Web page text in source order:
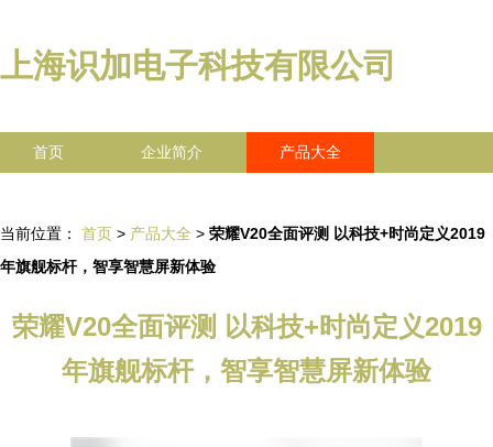
上海识加电子科技有限公司
首页 企业简介 产品大全
当前位置： 首页 > 产品大全 > 荣耀V20全面评测 以科技+时尚定义2019
年旗舰标杆，智享智慧屏新体验
荣耀V20全面评测 以科技+时尚定义2019
年旗舰标杆，智享智慧屏新体验